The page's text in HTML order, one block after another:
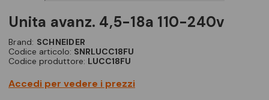
unita avanz. 4,5-18a 110-240v
Brand: SCHNEIDER
Codice articolo: SNRLUCC18FU
Codice produttore: LUCC18FU
Accedi per vedere i prezzi